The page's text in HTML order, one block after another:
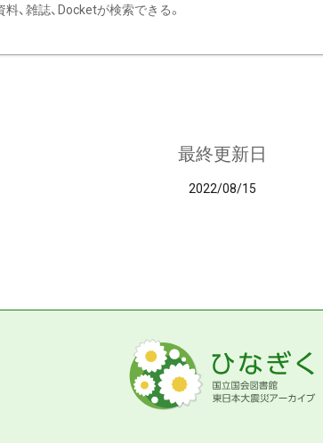
料、雑誌、Docketが検索できる。
最終更新日
2022/08/15